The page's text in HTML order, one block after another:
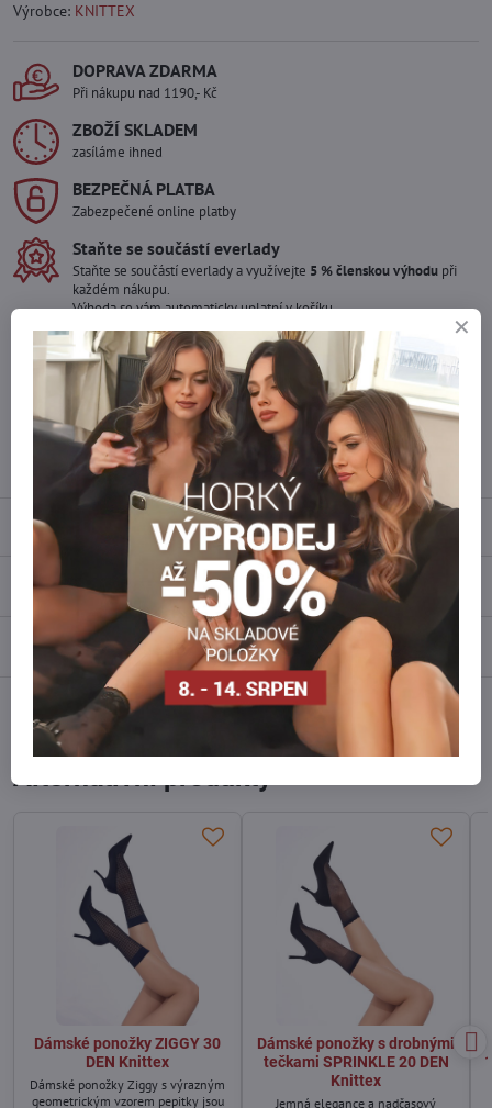
Výrobce: KNITTEX
DOPRAVA ZDARMA
Při nákupu nad 1190,- Kč
ZBOŽÍ SKLADEM
zasíláme ihned
BEZPEČNÁ PLATBA
Zabezpečené online platby
Staňte se součástí everlady
Staňte se součástí everlady a využívejte 5 % členskou výhodu při
každém nákupu.
Výhoda se vám automaticky uplatní v košíku.
Máte zájem o více kusů ?
Kontaktujte nás na mail, zboží pro Vás doskladníme!
info​@everlady​.eu
Popis
Recenze 0
Diskuse 0
Facebook Reddit WhatsApp
Alternativní produkty
Dámské ponožky ZIGGY 30
DEN Knittex
Dámské ponožky Ziggy s výrazným
geometrickým vzorem pepitky jsou
Dámské ponožky s drobnými
tečkami SPRINKLE 20 DEN
Knittex
Jemná elegance a nadčasový